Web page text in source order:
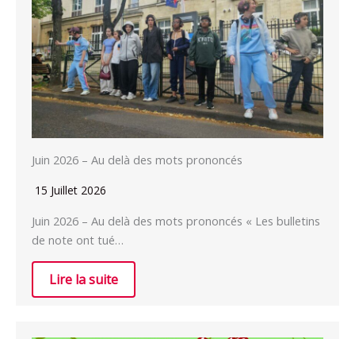
Juin 2026 – Au delà des mots prononcés
15 Juillet 2026
Juin 2026 – Au delà des mots prononcés « Les bulletins
de note ont tué…
Lire la suite